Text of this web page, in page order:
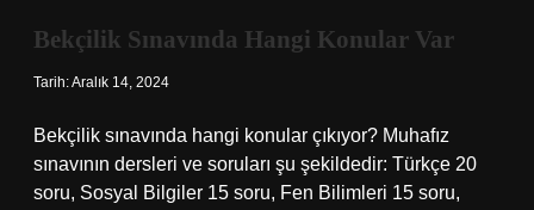
Bekçilik Sınavında Hangi Konular Var
Tarih: Aralık 14, 2024
Bekçilik sınavında hangi konular çıkıyor? Muhafız
sınavının dersleri ve soruları şu şekildedir: Türkçe 20
soru, Sosyal Bilgiler 15 soru, Fen Bilimleri 15 soru,